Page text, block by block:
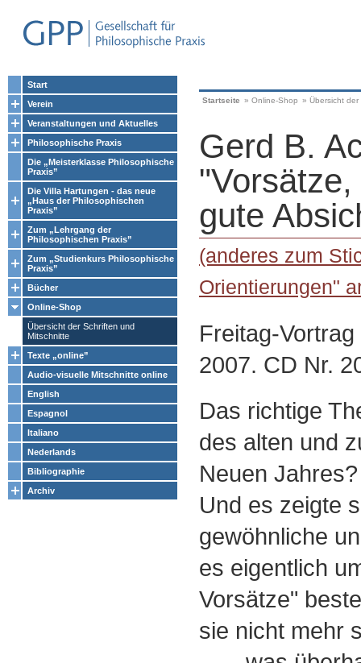
Start
Verein
Veranstaltungen und Aktuelles
Philosophische Praxis
Die „Meisterklasse Philosophische
Praxis”
Die Villa Hartungen - das neue
„Haus der Philosophischen
Praxis”
Zum „Lehrgang der
Philosophischen Praxis”
Zum „Studienkurs Philosophische
Praxis”
Bücher
Online-Shop
Übersicht der Schriften und
Mitschnitte
Texte „online”
Audio-visuelle Mitschnitte online
English
Espagnol
Italiano
Nederlands
Bibliographie
Archiv
Startseite » Online-Shop » Übersicht
Gerd B.
gute
(anderes zum
Orientierungen"
Freitag-
2007. CD Nr.
Das richtige
des alten und
Neuen
Und es zeigte
gewöhnliche
es eigentlich
Vorsätze"
sie nicht mehr